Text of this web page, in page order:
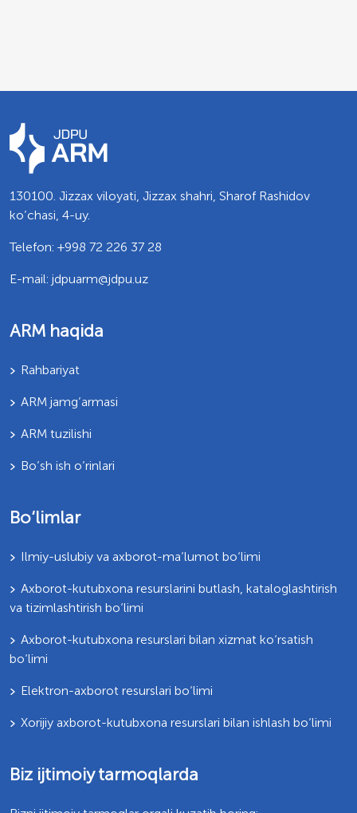
130100. Jizzax viloyati, Jizzax shahri, Sharof Rashidov
ko’chasi, 4-uy.
Telefon: +998 72 226 37 28
E-mail: jdpuarm@jdpu.uz
ARM haqida
Rahbariyat
ARM jamg’armasi
ARM tuzilishi
Bo’sh ish o’rinlari
Bo‘limlar
Ilmiy-uslubiy va axborot-ma’lumot bo‘limi
Axborot-kutubxona resurslarini butlash, kataloglashtirish
va tizimlashtirish bo‘limi
Axborot-kutubxona resurslari bilan xizmat ko‘rsatish
bo‘limi
Elektron-axborot resurslari bo‘limi
Xorijiy axborot-kutubxona resurslari bilan ishlash bo‘limi
Biz ijtimoiy tarmoqlarda